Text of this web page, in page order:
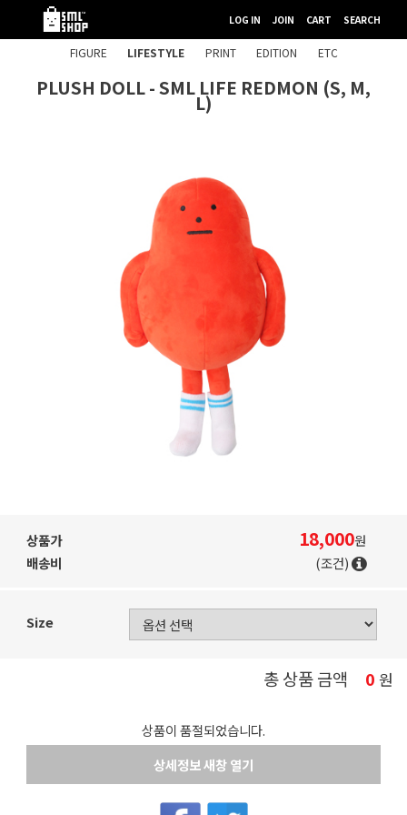
LOG IN JOIN CART SEARCH
FIGURE LIFESTYLE PRINT EDITION ETC
PLUSH DOLL - SML LIFE REDMON (S, M,
L)
상품가 18,000원
배송비
(조건)
Size
총 상품 금액 0 원
상품이 품절되었습니다.
상세정보 새창 열기